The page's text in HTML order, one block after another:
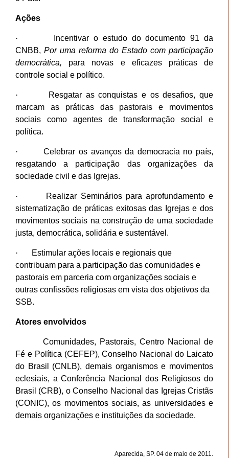
Ações
·
Incentivar o estudo do documento 91 da
CNBB, Por uma reforma do Estado com participação
democrática, para novas e eficazes práticas de
controle social e político.
·
Resgatar as conquistas e os desafios, que
marcam as práticas das pastorais e movimentos
sociais como agentes de transformação social e
política.
·
Celebrar os avanços da democracia no país,
resgatando a participação das organizações da
sociedade civil e das Igrejas.
·
Realizar Seminários para aprofundamento e
sistematização de práticas exitosas das Igrejas e dos
movimentos sociais na construção de uma sociedade
justa, democrática, solidária e sustentável.
·
Estimular ações locais e regionais que
contribuam para a participação das comunidades e
pastorais em parceria com organizações sociais e
outras confissões religiosas em vista dos objetivos da
SSB.
Atores envolvidos
Comunidades, Pastorais, Centro Nacional de
Fé e Política (CEFEP), Conselho Nacional do Laicato
do Brasil (CNLB), demais organismos e movimentos
eclesiais, a Conferência Nacional dos Religiosos do
Brasil (CRB), o Conselho Nacional das Igrejas Cristãs
(CONIC), os movimentos sociais, as universidades e
demais organizações e instituições da sociedade.
Aparecida, SP. 04 de maio de 2011.